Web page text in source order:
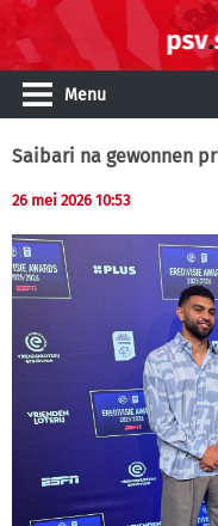
Menu
Saibari na gewonnen
26 mei 2026 10:53